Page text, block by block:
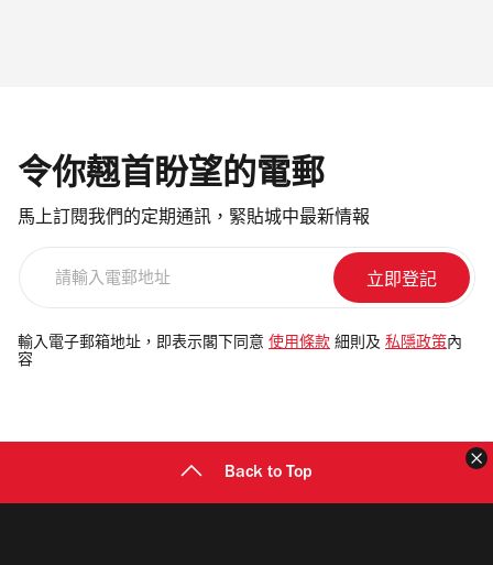
令你翹首盼望的電郵
馬上訂閱我們的定期通訊，緊貼城中最新情報
電
郵
輸入電子郵箱地址，即表示閣下同意 使用條款 細則及 私隱政策 內
容
Back to Top